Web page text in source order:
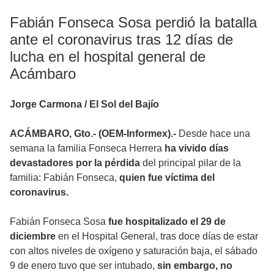
Fabián Fonseca Sosa perdió la batalla
ante el coronavirus tras 12 días de
lucha en el hospital general de
Acámbaro
Jorge Carmona / El Sol del Bajío
ACÁMBARO, Gto.- (OEM-Informex).- Desde hace una
semana la familia Fonseca Herrera ha vivido días
devastadores por la pérdida del principal pilar de la
familia: Fabián Fonseca, quien fue víctima del
coronavirus.
Fabián Fonseca Sosa fue hospitalizado el 29 de
diciembre en el Hospital General, tras doce días de estar
con altos niveles de oxígeno y saturación baja, el sábado
9 de enero tuvo que ser intubado, sin embargo, no